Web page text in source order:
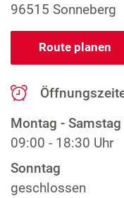
96515 Sonneberg
Route planen
Montag - Samstag
09:00 - 18:30 Uhr
Sonntag
geschlossen